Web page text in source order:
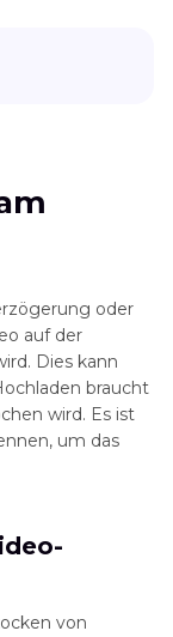
Lags in
oder
auf der
Dies kann
braucht
wird. Es ist
um das
von